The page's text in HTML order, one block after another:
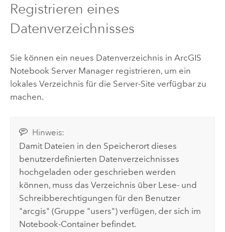
Registrieren eines
Datenverzeichnisses
Sie können ein neues Datenverzeichnis in ArcGIS
Notebook ServerManager registrieren, um ein
lokales Verzeichnis für die Server-Site verfügbar zu
machen.
Hinweis:
Damit Dateien in den Speicherort dieses
benutzerdefinierten Datenverzeichnisses
hochgeladen oder geschrieben werden
können, muss das Verzeichnis über Lese- und
Schreibberechtigungen für den Benutzer
"arcgis" (Gruppe "users") verfügen, der sich im
Notebook-Container befindet.